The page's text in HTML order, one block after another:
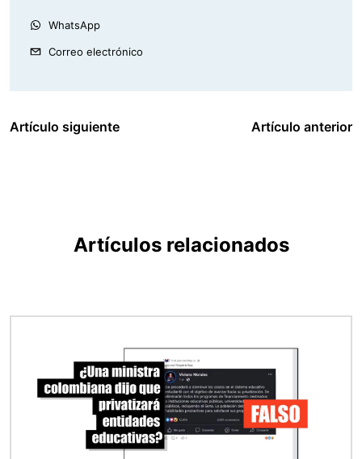
WhatsApp
Correo electrónico
Artículo siguiente Artículo anterior
Artículos relacionados